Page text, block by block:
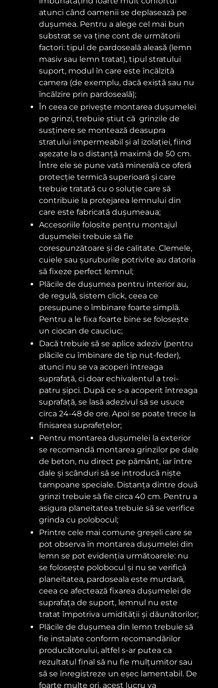
atunci când oamenii se deplasează pe
dușumea. Pentru a alege cel mai bun
substrat se va ține cont de următorii
factori: tipul de pardoseală aleasă (lemn
masiv sau lemn tratat), tipul stratului
suport, modul în care este încălzită
camera (de exemplu, dacă există sau nu
încălzire prin pardoseală);
În ceea ce privește montarea dușumelei
pe grinzi, trebuie știut că grinzile de
susținere se montează deasupra
stratului impermeabil și al izolației, fiind
așezate la o distanță maximă de 50 cm.
Între ele se pune vată minerală ce oferă
protecție termică superioară și care
trebuie tratată cu o soluție care să
contribuie la protejarea lemnului din
care este fabricată dușumeaua;
Accesoriile folosite pentru montajul
dușumelei trebuie să fie
corespunzătoare și de calitate. Clemele,
cuiele sau șuruburile potrivite au datoria
să fixeze perfect lemnul;
Plăcile de dușumea pentru interior au,
de regulă, sistem click, ceea ce
presupune o îmbinare foarte simplă.
Pentru a le fixa foarte bine se folosește
un ciocan de cauciuc;
Dacă trebuie să se aplice adeziv (pentru
plăcile cu îmbinare de tip nut-feder),
atunci nu se va acoperi întreaga
suprafață, ci doar echivalentul a trei-
patru șipci. După ce s-a acoperit întreaga
suprafață, se lasă adezivul să se usuce
circa 24-48 de ore. Apoi se poate trece la
finisarea suprafețelor;
Pentru montarea dușumelei la exterior
se recomandă montarea grinzilor pe dale
de beton, nu direct pe pământ, iar între
dale și scânduri să se introducă niște
tampoane speciale. Distanța dintre două
grinzi trebuie să fie circa 40 cm. Pentru a
asigura planeitatea trebuie să se verifice
grinda cu polobocul;
Printre cele mai comune greșeli care se
pot observa în montarea dușumelei din
lemn se pot evidenția următoarele: nu
se folosește polobocul și nu se verifică
planeitatea, pardoseala este murdară,
ceea ce afectează fixarea dușumelei de
suprafața de suport, lemnul nu este
tratat împotriva umidității și dăunătorilor;
Plăcile de dușumea din lemn trebuie să
fie instalate conform recomandărilor
producătorului, altfel s-ar putea ca
rezultatul final să nu fie mulțumitor sau
să se înregistreze un eșec lamentabil. De
foarte multe ori, acest lucru va